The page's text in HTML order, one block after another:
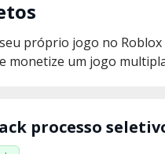
próprio jogo no Roblox
monetize um jogo
processo